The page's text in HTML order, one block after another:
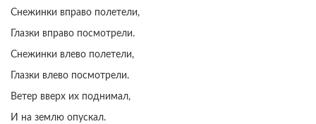
Снежинки вправо полетели,
Глазки вправо посмотрели.
Снежинки влево полетели,
Глазки влево посмотрели.
Ветер вверх их поднимал,
И на землю опускал.